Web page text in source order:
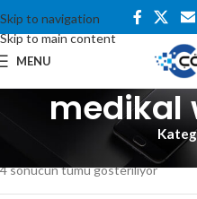
Skip to navigation
Skip to main content
MENU
medikal
Ürünler “medikal web
4 sonucun tümü gösteriliyor